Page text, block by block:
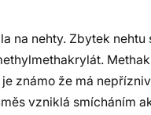
na nehty. Zbytek
známo že má
vzniklá smícháním